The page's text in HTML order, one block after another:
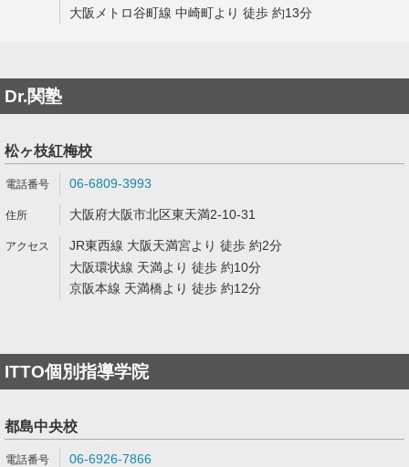
大阪メトロ谷町線 中崎町より 徒歩 約13分
Dr.関塾
松ヶ枝紅梅校
06-6809-3993
大阪府大阪市北区東天満2-10-31
JR東西線 大阪天満宮より 徒歩 約2分
大阪環状線 天満より 徒歩 約10分
京阪本線 天満橋より 徒歩 約12分
ITTO個別指導学院
都島中央校
06-6926-7866